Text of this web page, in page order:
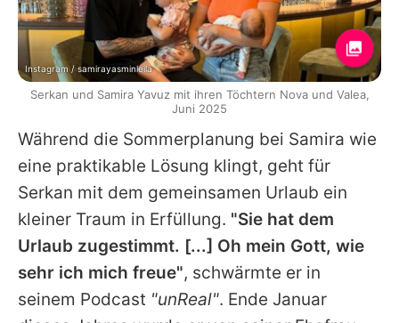
Während die Sommerplanung bei Samira wie
eine praktikable Lösung klingt, geht für
Serkan mit dem gemeinsamen Urlaub ein
kleiner Traum in Erfüllung. "Sie hat dem
Urlaub zugestimmt. [...] Oh mein Gott, wie
sehr ich mich freue", schwärmte er in
seinem Podcast "unReal". Ende Januar
Instagram / samirayasminleila
Serkan und Samira Yavuz mit ihren Töchtern Nova und Valea,
Juni 2025